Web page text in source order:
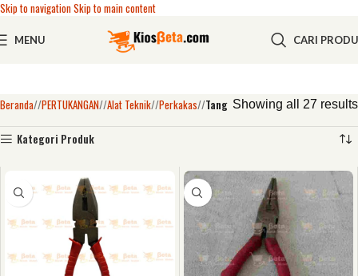
Skip to navigationSkip to main content
MENU CARI
Beranda/ PERTUKANGAN/ Alat Teknik/ Perkakas/ Tang Showing all 27 results
Kategori Produk